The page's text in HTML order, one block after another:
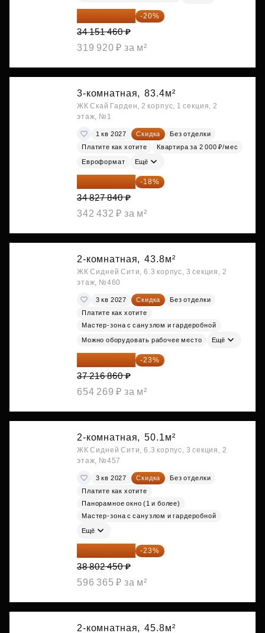
27 321 168 ₽ -20%
34 151 460 ₽
319 920 ₽ за м²
3-комнатная, 83.4м²
ЖК Скай Гарден, 2 корпус, 1 секция, 2
этаж, №1
1 кв 2027 Скидка
Без отделки
Платите как хотите
Квартира за 2 000 ₽/мес
Евроформат Ещё
28 558 829 ₽ -18%
34 827 840 ₽
342 432 ₽ за м²
2-комнатная, 43.8м²
ЖК Сидней Сити, 6.3 корпус, 3 секция, 2
этаж, №460
3 кв 2027 Скидка
Без отделки
Платите как хотите
Мастер-зона с санузлом и гардеробной
Можно оборудовать рабочее место Ещё
28 656 982 ₽ -23%
37 216 860 ₽
654 269 ₽ за м²
2-комнатная, 50.1м²
ЖК Сидней Сити, 6.3 корпус, 3 секция, 2
этаж, №457
3 кв 2027 Скидка
Без отделки
Платите как хотите
Панорамное окно (1 и более)
Мастер-зона с санузлом и гардеробной
Ещё
29 877 887 ₽ -23%
38 802 450 ₽
596 365 ₽ за м²
2-комнатная, 45.8м²